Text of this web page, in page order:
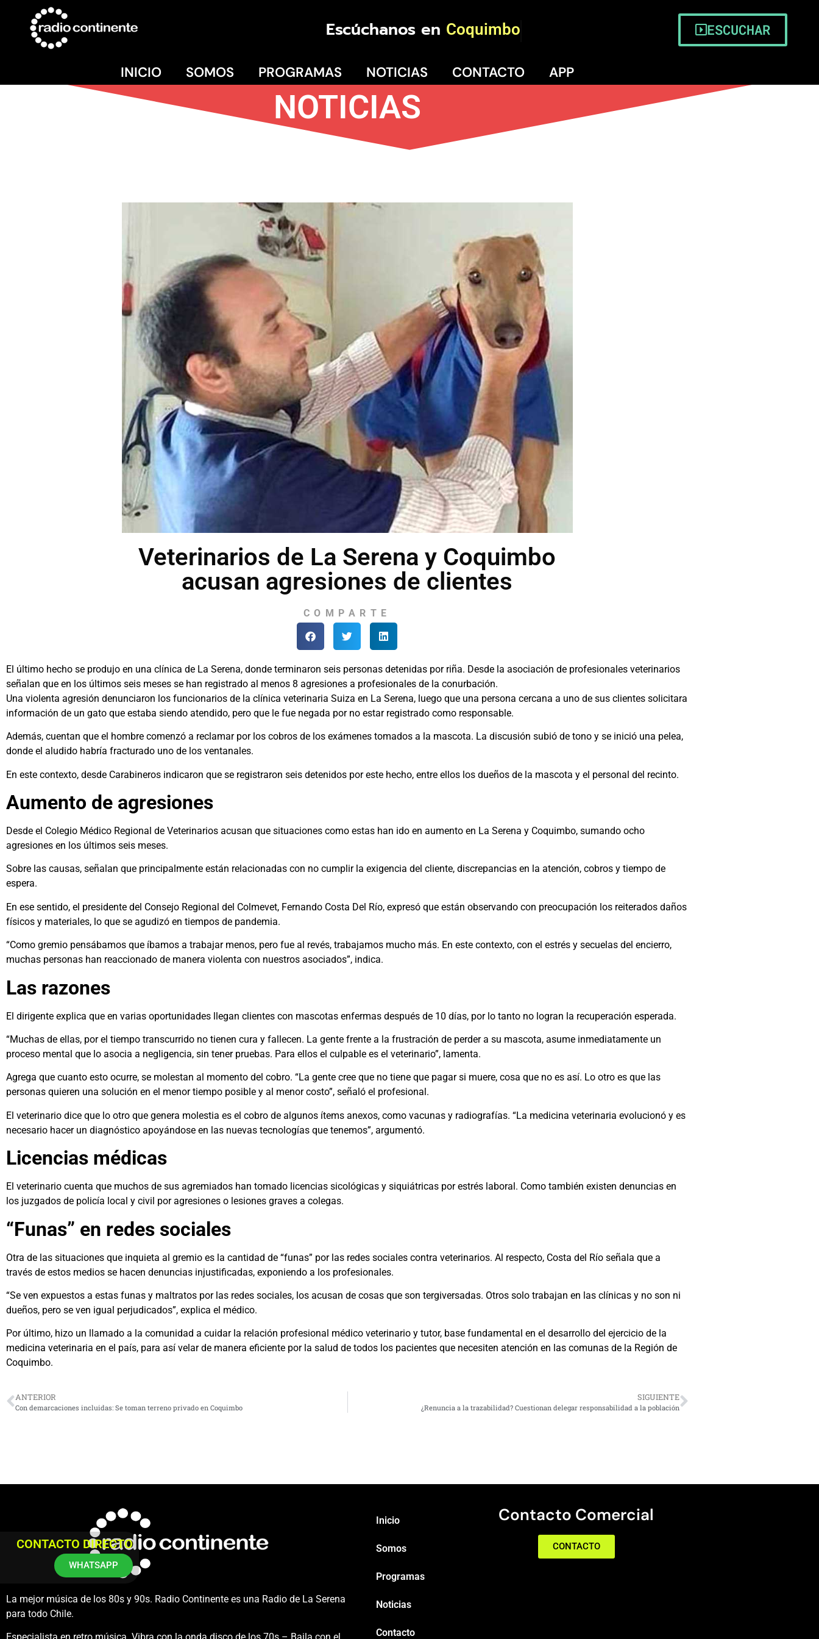
Escúchanos en Coquimbo ESCUCHAR
INICIO SOMOS PROGRAMAS NOTICIAS CONTACTO APP
NOTICIAS
Veterinarios de La Serena y Coquimbo
acusan agresiones de clientes
COMPARTE
El último hecho se produjo en una clínica de La Serena, donde terminaron seis personas detenidas por riña. Desde la asociación de profesionales veterinarios
señalan que en los últimos seis meses se han registrado al menos 8 agresiones a profesionales de la conurbación.
Una violenta agresión denunciaron los funcionarios de la clínica veterinaria Suiza en La Serena, luego que una persona cercana a uno de sus clientes solicitara
información de un gato que estaba siendo atendido, pero que le fue negada por no estar registrado como responsable.
Además, cuentan que el hombre comenzó a reclamar por los cobros de los exámenes tomados a la mascota. La discusión subió de tono y se inició una pelea,
donde el aludido habría fracturado uno de los ventanales.
En este contexto, desde Carabineros indicaron que se registraron seis detenidos por este hecho, entre ellos los dueños de la mascota y el personal del recinto.
Aumento de agresiones
Desde el Colegio Médico Regional de Veterinarios acusan que situaciones como estas han ido en aumento en La Serena y Coquimbo, sumando ocho
agresiones en los últimos seis meses.
Sobre las causas, señalan que principalmente están relacionadas con no cumplir la exigencia del cliente, discrepancias en la atención, cobros y tiempo de
espera.
En ese sentido, el presidente del Consejo Regional del Colmevet, Fernando Costa Del Río, expresó que están observando con preocupación los reiterados daños
físicos y materiales, lo que se agudizó en tiempos de pandemia.
“Como gremio pensábamos que íbamos a trabajar menos, pero fue al revés, trabajamos mucho más. En este contexto, con el estrés y secuelas del encierro,
muchas personas han reaccionado de manera violenta con nuestros asociados”, indica.
Las razones
El dirigente explica que en varias oportunidades llegan clientes con mascotas enfermas después de 10 días, por lo tanto no logran la recuperación esperada.
“Muchas de ellas, por el tiempo transcurrido no tienen cura y fallecen. La gente frente a la frustración de perder a su mascota, asume inmediatamente un
proceso mental que lo asocia a negligencia, sin tener pruebas. Para ellos el culpable es el veterinario”, lamenta.
Agrega que cuanto esto ocurre, se molestan al momento del cobro. “La gente cree que no tiene que pagar si muere, cosa que no es así. Lo otro es que las
personas quieren una solución en el menor tiempo posible y al menor costo”, señaló el profesional.
El veterinario dice que lo otro que genera molestia es el cobro de algunos ítems anexos, como vacunas y radiografías. “La medicina veterinaria evolucionó y es
necesario hacer un diagnóstico apoyándose en las nuevas tecnologías que tenemos”, argumentó.
Licencias médicas
El veterinario cuenta que muchos de sus agremiados han tomado licencias sicológicas y siquiátricas por estrés laboral. Como también existen denuncias en
los juzgados de policía local y civil por agresiones o lesiones graves a colegas.
“Funas” en redes sociales
Otra de las situaciones que inquieta al gremio es la cantidad de “funas” por las redes sociales contra veterinarios. Al respecto, Costa del Río señala que a
través de estos medios se hacen denuncias injustificadas, exponiendo a los profesionales.
“Se ven expuestos a estas funas y maltratos por las redes sociales, los acusan de cosas que son tergiversadas. Otros solo trabajan en las clínicas y no son ni
dueños, pero se ven igual perjudicados”, explica el médico.
Por último, hizo un llamado a la comunidad a cuidar la relación profesional médico veterinario y tutor, base fundamental en el desarrollo del ejercicio de la
medicina veterinaria en el país, para así velar de manera eficiente por la salud de todos los pacientes que necesiten atención en las comunas de la Región de
Coquimbo.
ANTERIOR
Con demarcaciones incluidas: Se toman terreno privado en Coquimbo
SIGUIENTE
¿Renuncia a la trazabilidad? Cuestionan delegar responsabilidad a la población
La mejor música de los 80s y 90s. Radio Continente es una Radio de La Serena
para todo Chile.
Inicio
Somos
Programas
Noticias
Contacto
Contacto Comercial
CONTACTO
CONTACTO DIRECTO
WHATSAPP